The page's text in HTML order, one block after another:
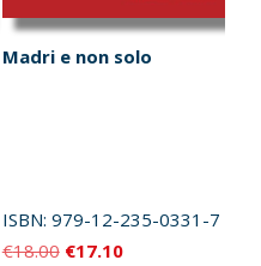
Madri e non solo
ISBN: 979-12-235-0331-7
€18.00 Il
€17.10Il